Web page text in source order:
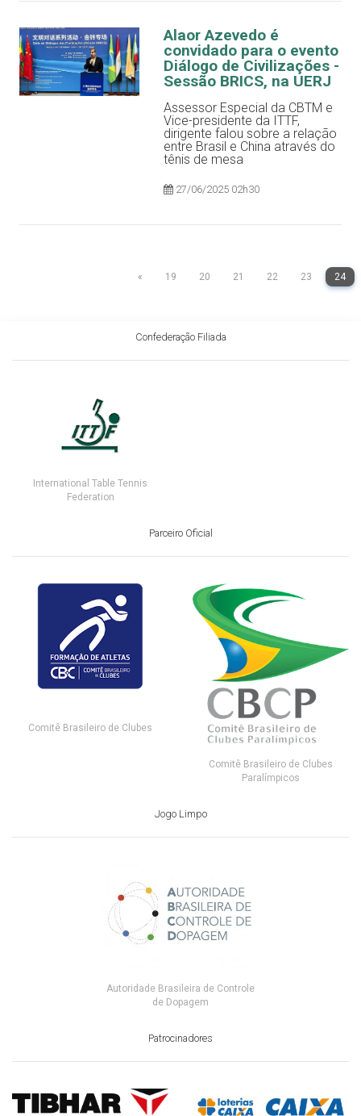
Alaor Azevedo é
convidado para o evento
Diálogo de Civilizações -
Sessão BRICS, na UERJ
Assessor Especial da CBTM e
Vice-presidente da ITTF,
dirigente falou sobre a relação
entre Brasil e China através do
tênis de mesa
27/06/2025 02h30
« 19 20 21 22 23 24
Confederação Filiada
International Table Tennis
Federation
Parceiro Oficial
Comitê Brasileiro de Clubes
Comitê Brasileiro de Clubes
Paralímpicos
Jogo Limpo
Autoridade Brasileira de Controle
de Dopagem
Patrocinadores